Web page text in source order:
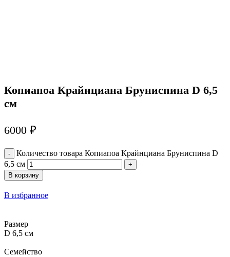
Копиапоа Крайнциана Бруниспина D 6,5
см
6000 ₽
Количество товара Копиапоа Крайнциана Бруниспина D
6,5 см
В корзину
В избранное
Размер
D 6,5 см
Семейство